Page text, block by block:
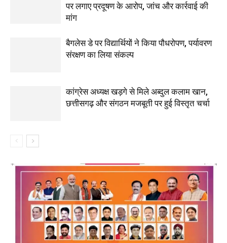
पर लगाए प्रदूषण के आरोप, जांच और कार्रवाई की
मांग
बैगलेस डे पर विद्यार्थियों ने किया पौधरोपण, पर्यावरण
संरक्षण का लिया संकल्प
कांग्रेस अध्यक्ष खड़गे से मिले अब्दुल कलाम खान,
छत्तीसगढ़ और संगठन मजबूती पर हुई विस्तृत चर्चा